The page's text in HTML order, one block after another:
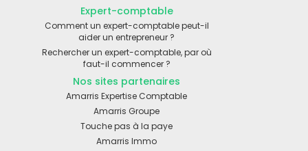
Expert-comptable
Comment un expert-comptable peut-il
aider un entrepreneur ?
Rechercher un expert-comptable, par où
faut-il commencer ?
Nos sites partenaires
Amarris Expertise Comptable
Amarris Groupe
Touche pas à la paye
Amarris Immo